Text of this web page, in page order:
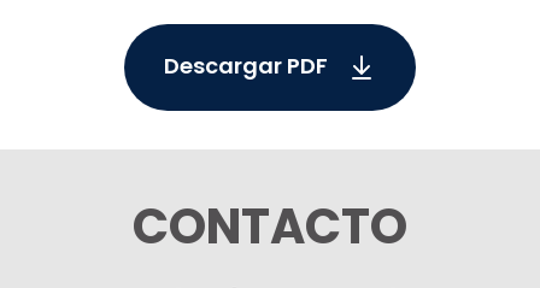
Descargar PDF
CONTACTO